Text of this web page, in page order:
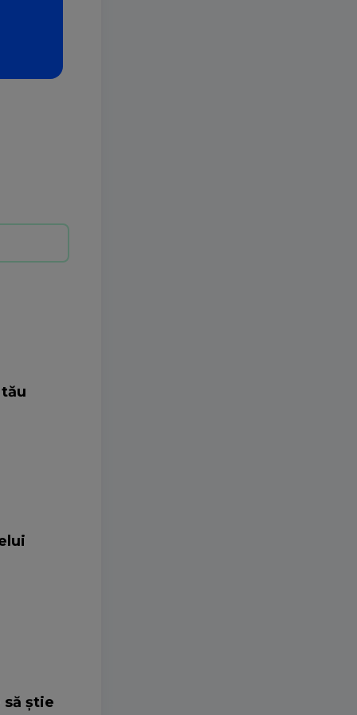
știe